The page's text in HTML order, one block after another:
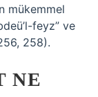
mükemmel
feyz” ve
258).
NE